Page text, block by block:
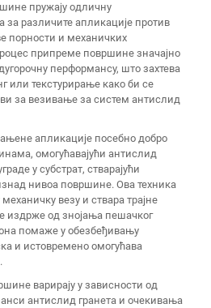
пружају одличну
за различите апликације против
порности и механичких
припреме површине значајно
перформансу, што захтева
или текстурирање како би се
за везивање за систем антислид
апликације посебно добро
омогућавајући антислид
у субстрат, стварајући
нивоа површине. Ова техника
везу и ствара трајне
издрже од знојања пешачког
помаже у обезбеђивању
и истовремено омогућава
варирају у зависности од
антислид гранета и очекивања